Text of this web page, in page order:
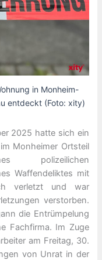
in Monheim-
entdeckt (Foto: xity)
2025 hatte sich ein
Monheimer Ortsteil
polizeilichen
Waffendeliktes mit
verletzt und war
verstorben.
die Entrümpelung
Fachfirma. Im Zuge
am Freitag, 30.
von Unrat in der